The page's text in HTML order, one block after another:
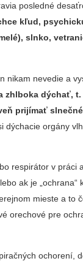
posledné
kľud,
slnko,
nikam nevedie a
zhlboka dýchať,
prijímať
dýchacie orgány
respirátor v práci
ak je „ochrana“
mieste a to
orechové pre
ochorení,